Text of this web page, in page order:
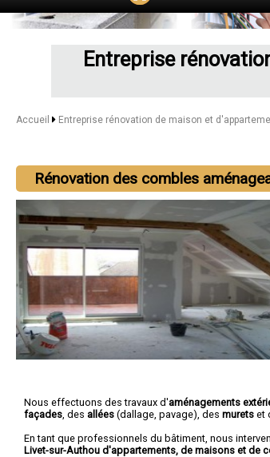
Entreprise
Accueil Entreprise rénovation de maison et
Rénovation des combles
Nous effectuons des travaux d'aménagements
façades , des allées (dallage, pavage), des murets et
En tant que professionnels du bâtiment, nous
Livet-sur-Authou d'appartements, de maisons et de